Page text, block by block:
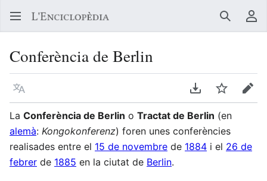
Buscar
Conferència de Berlin
Llegir en un atre idioma Descarregar en
Vigilar
La Conferència de Berlin o Tractat de Berlin (en
alemà: Kongokonferenz) foren unes conferències
realisades entre el 15 de novembre de 1884 i el 26 de
febrer de 1885 en la ciutat de Berlin.